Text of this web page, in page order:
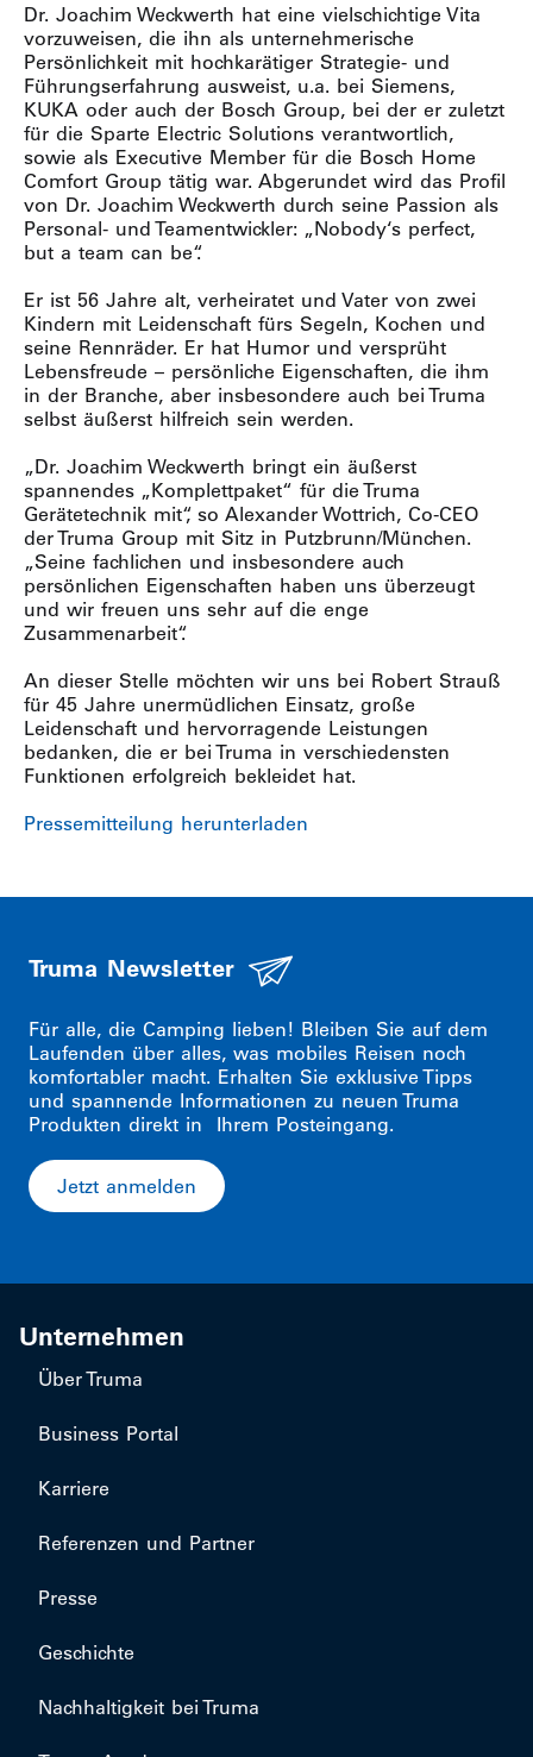
Dr. Joachim Weckwerth hat eine vielschichtige Vita
vorzuweisen, die ihn als unternehmerische
Persönlichkeit mit hochkarätiger Strategie- und
Führungserfahrung ausweist, u.a. bei Siemens,
KUKA oder auch der Bosch Group, bei der er zuletzt
für die Sparte Electric Solutions verantwortlich,
sowie als Executive Member für die Bosch Home
Comfort Group tätig war. Abgerundet wird das Profil
von Dr. Joachim Weckwerth durch seine Passion als
Personal- und Teamentwickler: „Nobody‘s perfect,
but a team can be“.
Er ist 56 Jahre alt, verheiratet und Vater von zwei
Kindern mit Leidenschaft fürs Segeln, Kochen und
seine Rennräder. Er hat Humor und versprüht
Lebensfreude – persönliche Eigenschaften, die ihm
in der Branche, aber insbesondere auch bei Truma
selbst äußerst hilfreich sein werden.
„Dr. Joachim Weckwerth bringt ein äußerst
spannendes „Komplettpaket“ für die Truma
Gerätetechnik mit“, so Alexander Wottrich, Co-CEO
der Truma Group mit Sitz in Putzbrunn/München.
„Seine fachlichen und insbesondere auch
persönlichen Eigenschaften haben uns überzeugt
und wir freuen uns sehr auf die enge
Zusammenarbeit“.
An dieser Stelle möchten wir uns bei Robert Strauß
für 45 Jahre unermüdlichen Einsatz, große
Leidenschaft und hervorragende Leistungen
bedanken, die er bei Truma in verschiedensten
Funktionen erfolgreich bekleidet hat.
Pressemitteilung herunterladen
Truma Newsletter
Für alle, die Camping lieben! Bleiben Sie auf dem
Laufenden über alles, was mobiles Reisen noch
komfortabler macht. Erhalten Sie exklusive Tipps
und spannende Informationen zu neuen Truma
Produkten direkt in Ihrem Posteingang.
Jetzt anmelden
Unternehmen
Über Truma
Business Portal
Karriere
Referenzen und Partner
Presse
Geschichte
Nachhaltigkeit bei Truma